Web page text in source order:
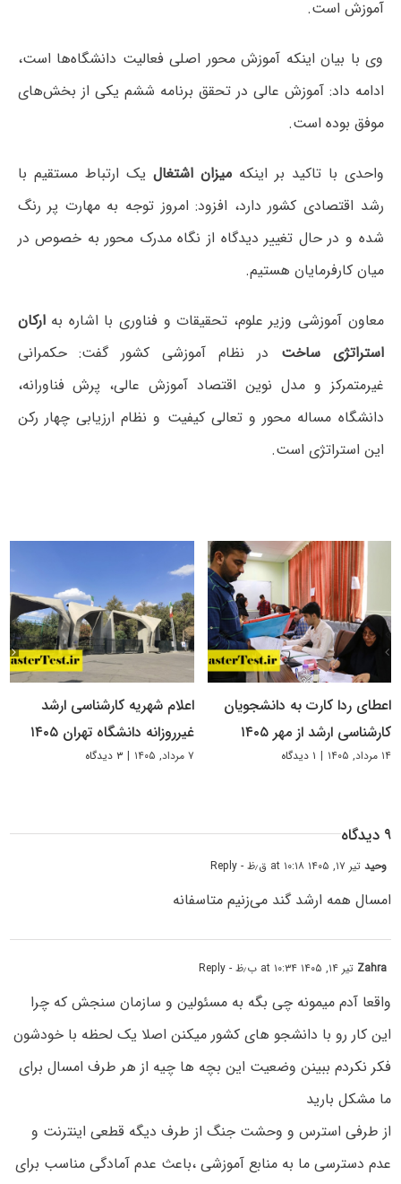
آموزش است.
وی با بیان اینکه آموزش محور اصلی فعالیت دانشگاه‌ها است،
ادامه داد: آموزش عالی در تحقق برنامه ششم یکی از بخش‌های
موفق بوده است.
واحدی با تاکید بر اینکهمیزان اشتغال یک ارتباط مستقیم با
رشد اقتصادی کشور دارد، افزود: امروز توجه به مهارت پر رنگ
شده و در حال تغییر دیدگاه از نگاه مدرک محور به خصوص در
میان کارفرمایان هستیم.
معاون آموزشی وزیر علوم، تحقیقات و فناوری با اشاره بهارکان
استراتژی ساخت در نظام آموزشی کشور گفت: حکمرانی
غیرمتمرکز و مدل نوین اقتصاد آموزش عالی، پرش فناورانه،
دانشگاه مساله محور و تعالی کیفیت و نظام ارزیابی چهار رکن
این استراتژی است.
اعطای ردا کارت به دانشجویان
کارشناسی ارشد از مهر ۱۴۰۵
۱۴ مرداد, ۱۴۰۵ | ۱ دیدگاه
اعلام شهریه کارشناسی ارشد
غیرروزانه دانشگاه تهران ۱۴۰۵
۷ مرداد, ۱۴۰۵ | ۳ دیدگاه
۹ دیدگاه
وحیدتیر ۱۷, ۱۴۰۵ at ۱۰:۱۸ ق٫ظ - Reply
امسال همه ارشد گند می‌زنیم متاسفانه
Zahra تیر ۱۴, ۱۴۰۵ at ۱۰:۳۴ ب٫ظ - Reply
واقعا آدم میمونه چی بگه به مسئولین و سازمان سنجش که چرا
این کار رو با دانشجو های کشور میکنن اصلا یک لحظه با خودشون
فکر نکردم ببینن وضعیت این بچه ها چیه از هر طرف امسال برای
ما مشکل بارید
از طرفی استرس و وحشت جنگ از طرف دیگه قطعی اینترنت و
عدم دسترسی ما به منابع آموزشی ،باعث عدم آمادگی مناسب برای